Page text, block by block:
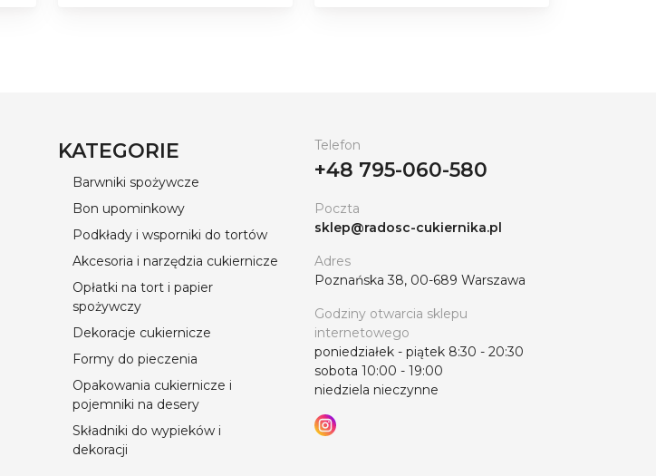
KATEGORIE
Barwniki spożywcze
Bon upominkowy
Podkłady i wsporniki do tortów
Akcesoria i narzędzia cukiernicze
Opłatki na tort i papier
spożywczy
Dekoracje cukiernicze
Formy do pieczenia
Opakowania cukiernicze i
pojemniki na desery
Składniki do wypieków i
dekoracji
Telefon
+48 795-060-580
Poczta
sklep@radosc-cukiernika.pl
Adres
Poznańska 38, 00-689 Warszawa
Godziny otwarcia sklepu
internetowego
poniedziałek - piątek 8:30 - 20:30
sobota 10:00 - 19:00
niedziela nieczynne